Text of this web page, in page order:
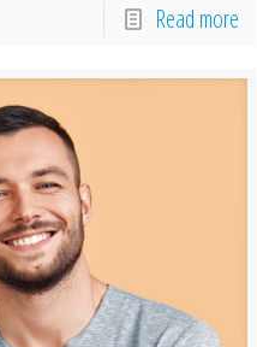
Read more